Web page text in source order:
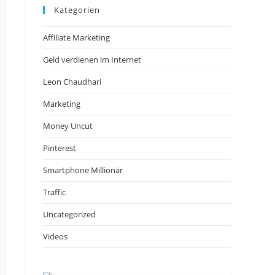
Kategorien
Affiliate Marketing
Geld verdienen im Internet
Leon Chaudhari
Marketing
Money Uncut
Pinterest
Smartphone Millionär
Traffic
Uncategorized
Videos